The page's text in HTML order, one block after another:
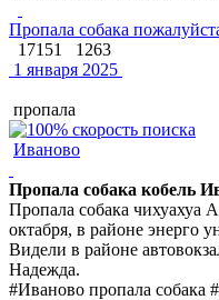
Пропала собака
17151
1263
1 января 2025
пропала
Иваново
Пропала собака кобель
Пропала собака чихуахуа
октабря, в районе энерго
Видели в районе
Надежда.
#Иваново пропала собака